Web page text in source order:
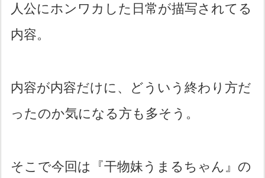
人公にホンワカした日常が描写されてる
内容。
内容が内容だけに、どういう終わり方だ
ったのか気になる方も多そう。
そこで今回は『干物妹うまるちゃん』の